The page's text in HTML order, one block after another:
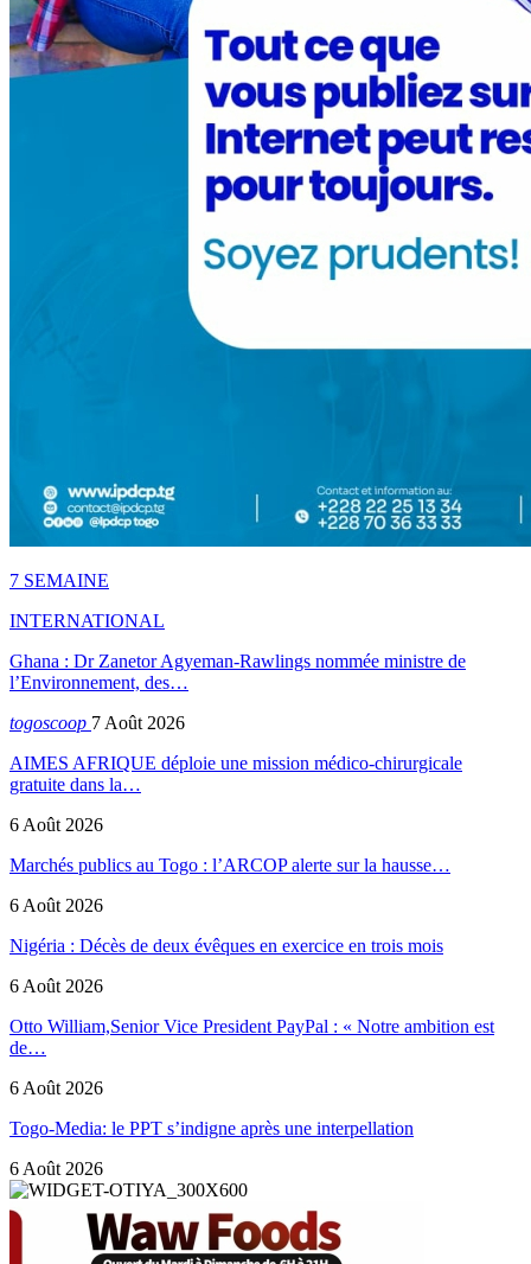
7 SEMAINE
INTERNATIONAL
Ghana : Dr Zanetor Agyeman-Rawlings nommée ministre de
l’Environnement, des…
togoscoop 7 Août 2026
AIMES AFRIQUE déploie une mission médico-chirurgicale
gratuite dans la…
6 Août 2026
Marchés publics au Togo : l’ARCOP alerte sur la hausse…
6 Août 2026
Nigéria : Décès de deux évêques en exercice en trois mois
6 Août 2026
Otto William,Senior Vice President PayPal : « Notre ambition est
de…
6 Août 2026
Togo-Media: le PPT s’indigne après une interpellation
6 Août 2026